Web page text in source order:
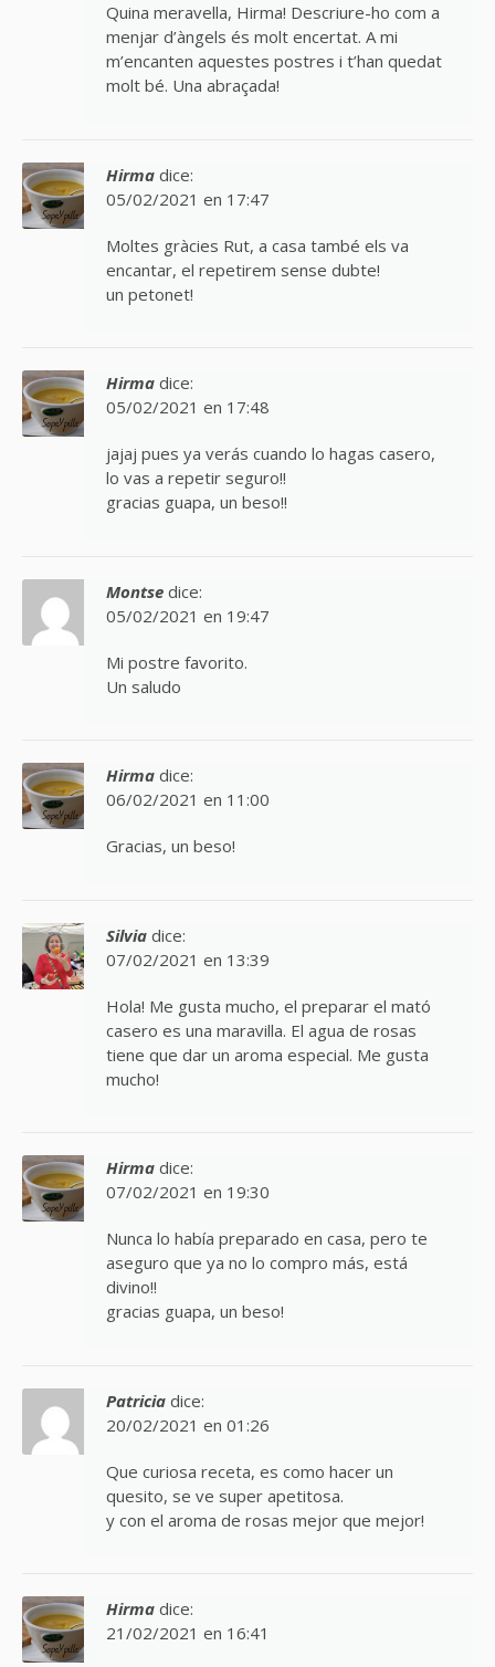
Quina meravella, Hirma! Descriure-ho com a
menjar d’àngels és molt encertat. A mi
m’encanten aquestes postres i t’han quedat
molt bé. Una abraçada!
Hirma dice:
05/02/2021 en 17:47
Moltes gràcies Rut, a casa també els va
encantar, el repetirem sense dubte!
un petonet!
Hirma dice:
05/02/2021 en 17:48
jajaj pues ya verás cuando lo hagas casero,
lo vas a repetir seguro!!
gracias guapa, un beso!!
Montse dice:
05/02/2021 en 19:47
Mi postre favorito.
Un saludo
Hirma dice:
06/02/2021 en 11:00
Gracias, un beso!
Silvia dice:
07/02/2021 en 13:39
Hola! Me gusta mucho, el preparar el mató
casero es una maravilla. El agua de rosas
tiene que dar un aroma especial. Me gusta
mucho!
Hirma dice:
07/02/2021 en 19:30
Nunca lo había preparado en casa, pero te
aseguro que ya no lo compro más, está
divino!!
gracias guapa, un beso!
Patricia dice:
20/02/2021 en 01:26
Que curiosa receta, es como hacer un
quesito, se ve super apetitosa.
y con el aroma de rosas mejor que mejor!
Hirma dice:
21/02/2021 en 16:41